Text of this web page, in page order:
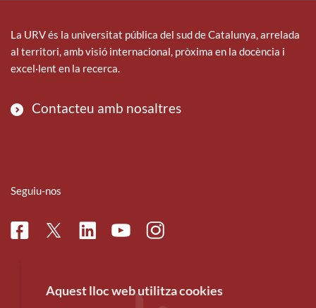
La URV és la universitat pública del sud de Catalunya, arrelada
al territori, amb visió internacional, pròxima en la docència i
excel·lent en la recerca.
Contacteu amb nosaltres
Seguiu-nos
FacebookTwitterLinkedinYoutubeInstagram
Aquest lloc web utilitza cookies